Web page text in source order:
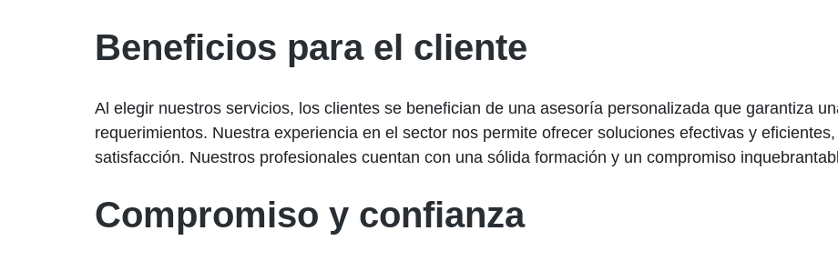
Beneficios para el cliente
Al elegir nuestros servicios, los clientes se benefician de una asesoría personalizada que garantiza
requerimientos. Nuestra experiencia en el sector nos permite ofrecer soluciones efectivas y
satisfacción. Nuestros profesionales cuentan con una sólida formación y un compromiso
Compromiso y confianza